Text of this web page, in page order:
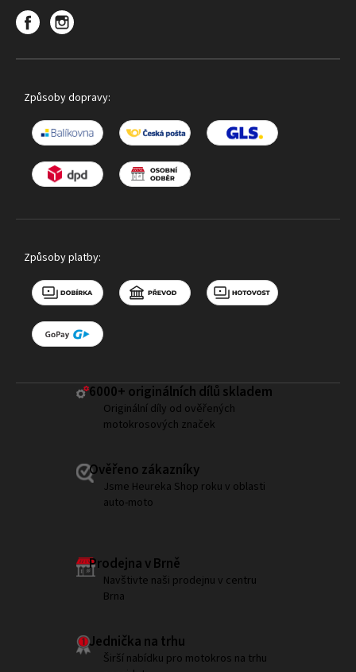
Způsoby dopravy:
Způsoby platby:
6000+ ​originálních dílů skladem
Originální díly od ověřených
motokrosových značek
Ověřeno zákazníky
Jsme Heureka Shop roku v oblasti
auto-moto
Prodejna v Brně
Navštivte naši prodejnu v centru
Brna
Jednička na trhu
Širší nabídku pro motokros na trhu